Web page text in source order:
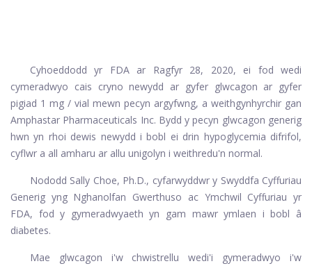
Cyhoeddodd yr FDA ar Ragfyr 28, 2020, ei fod wedi
cymeradwyo cais cryno newydd ar gyfer glwcagon ar gyfer
pigiad 1 mg / vial mewn pecyn argyfwng, a weithgynhyrchir gan
Amphastar Pharmaceuticals Inc. Bydd y pecyn glwcagon generig
hwn yn rhoi dewis newydd i bobl ei drin hypoglycemia difrifol,
cyflwr a all amharu ar allu unigolyn i weithredu'n normal.
Nododd Sally Choe, Ph.D., cyfarwyddwr y Swyddfa Cyffuriau
Generig yng Nghanolfan Gwerthuso ac Ymchwil Cyffuriau yr
FDA, fod y gymeradwyaeth yn gam mawr ymlaen i bobl â
diabetes.
Mae glwcagon i'w chwistrellu wedi'i gymeradwyo i'w